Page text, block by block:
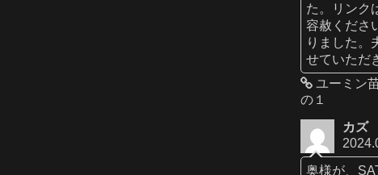
た。リンク
容赦くださ
りました。
せていただ
ユーミン
の１
カズ
奥様が、